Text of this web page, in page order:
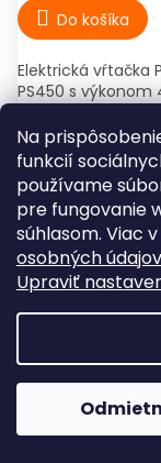
Na
funkcií
používame
pre fungovanie
súhlasom. Viac
osobných údajov
Upraviť
Do košíka
Elektrická vŕtačka
PS450 s výkonom
rýchloupínacím
skľučovadlom 10
Vhodná na vŕtanie
kovu a muriva.
Polyfúzna
plastových rúr
32 mm –
Skladom
Domov